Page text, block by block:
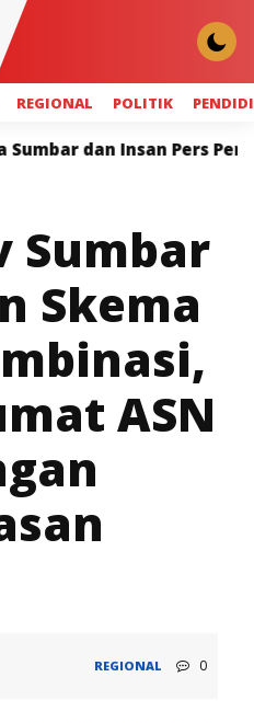
REGIONAL POLITIK
Insan Pers Perkuat
Sumbar
Skema
ASN
REGIONAL 0